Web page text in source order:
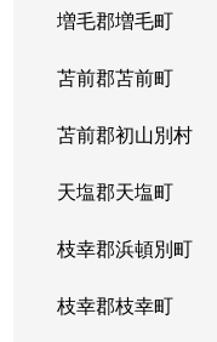
増毛郡増毛町
苫前郡苫前町
苫前郡初山別村
天塩郡天塩町
枝幸郡浜頓別町
枝幸郡枝幸町